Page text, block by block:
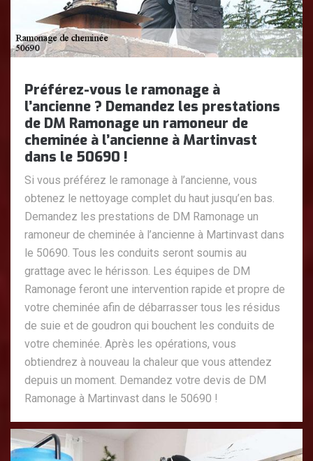
Préférez-vous le ramonage à
l’ancienne ? Demandez les prestations
de DM Ramonage un ramoneur de
cheminée à l’ancienne à Martinvast
dans le 50690 !
Si vous préférez le ramonage à l’ancienne, vous
obtenez le nettoyage complet du haut jusqu’en bas.
Demandez les prestations de DM Ramonage un
ramoneur de cheminée à l’ancienne à Martinvast dans
le 50690. Tous les conduits seront soumis au
grattage avec le hérisson. Les équipes de DM
Ramonage feront une intervention rapide et propre de
votre cheminée afin de débarrasser tous les résidus
de suie et de goudron qui bouchent les conduits de
votre cheminée. Après les opérations, vous
obtiendrez à nouveau la chaleur que vous attendez
depuis un moment. Demandez votre devis de DM
Ramonage à Martinvast dans le 50690 !